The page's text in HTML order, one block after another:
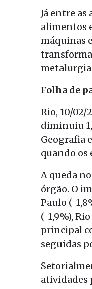
Já entre
alimentos
máquinas
metalurgia
Folha de
Rio, 10/
diminuiu
Geografia
quando os
A queda
órgão. O
Paulo (-
(-1,9%),
principal
seguidas
atividades